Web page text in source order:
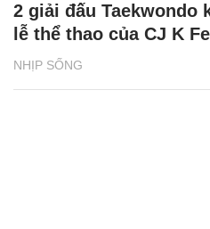
NHỊP SỐNG
2 giải đấu Taekwondo
lễ thể thao của CJ K